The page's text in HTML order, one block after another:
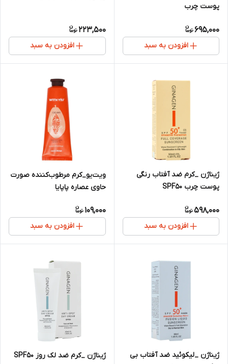
پوست چرب
695,000
افزودن به سبد
223,500
افزودن به سبد
ژیناژن _کرم ضد آفتاب رنگی
پوست چرب SPF50
598,000
افزودن به سبد
ویت‌یو_کرم مرطوب‌کننده صورت
حاوی عصاره پاپایا
109,000
افزودن به سبد
ژیناژن _لیکوئید ضد آفتاب بی
ژیناژن _کرم ضد لک روز SPF50